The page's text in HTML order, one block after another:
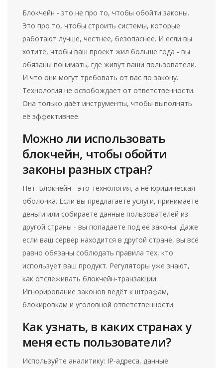
Блокчейн - это не про то, чтобы обойти законы.
Это про то, чтобы строить системы, которые
работают лучше, честнее, безопаснее. И если вы
хотите, чтобы ваш проект жил больше года - вы
обязаны понимать, где живут ваши пользователи.
И что они могут требовать от вас по закону.
Технология не освобождает от ответственности.
Она только даёт инструменты, чтобы выполнять
её эффективнее.
Можно ли использовать
блокчейн, чтобы обойти
законы разных стран?
Нет. Блокчейн - это технология, а не юридическая
оболочка. Если вы предлагаете услуги, принимаете
деньги или собираете данные пользователей из
другой страны - вы попадаете под её законы. Даже
если ваш сервер находится в другой стране, вы всё
равно обязаны соблюдать правила тех, кто
использует ваш продукт. Регуляторы уже знают,
как отслеживать блокчейн-транзакции.
Игнорирование законов ведёт к штрафам,
блокировкам и уголовной ответственности.
Как узнать, в каких странах у
меня есть пользователи?
Используйте аналитику: IP-адреса, данные